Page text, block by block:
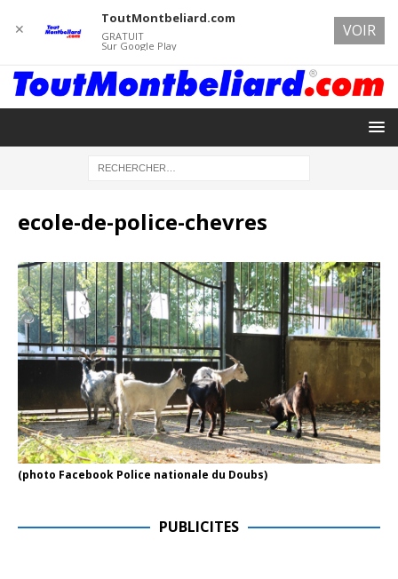
ecole-de-police-chevres
(photo Facebook Police nationale du Doubs)
PUBLICITES
✕
ToutMontbeliard.com
GRATUIT
Sur Google Play
VOIR